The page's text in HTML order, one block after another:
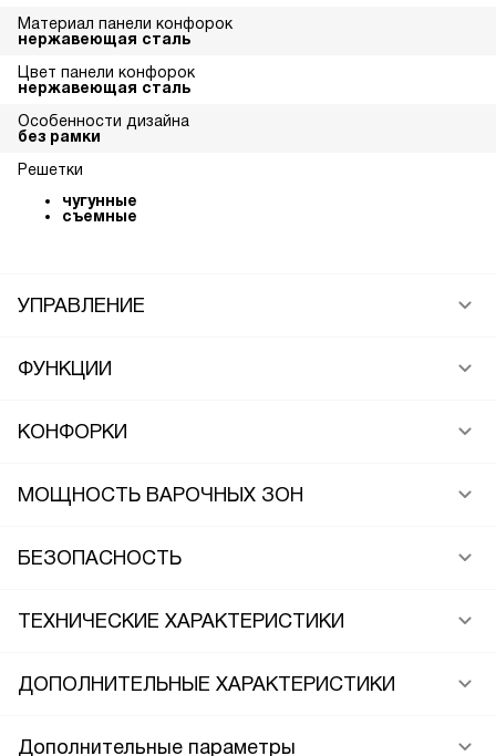
Материал панели конфорок
нержавеющая сталь
Цвет панели конфорок
нержавеющая сталь
Особенности дизайна
без рамки
Решетки
чугунные
съемные
УПРАВЛЕНИЕ
ФУНКЦИИ
КОНФОРКИ
МОЩНОСТЬ ВАРОЧНЫХ ЗОН
БЕЗОПАСНОСТЬ
ТЕХНИЧЕСКИЕ ХАРАКТЕРИСТИКИ
ДОПОЛНИТЕЛЬНЫЕ ХАРАКТЕРИСТИКИ
Дополнительные параметры